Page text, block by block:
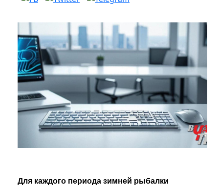
Для каждого периода зимней рыбалки